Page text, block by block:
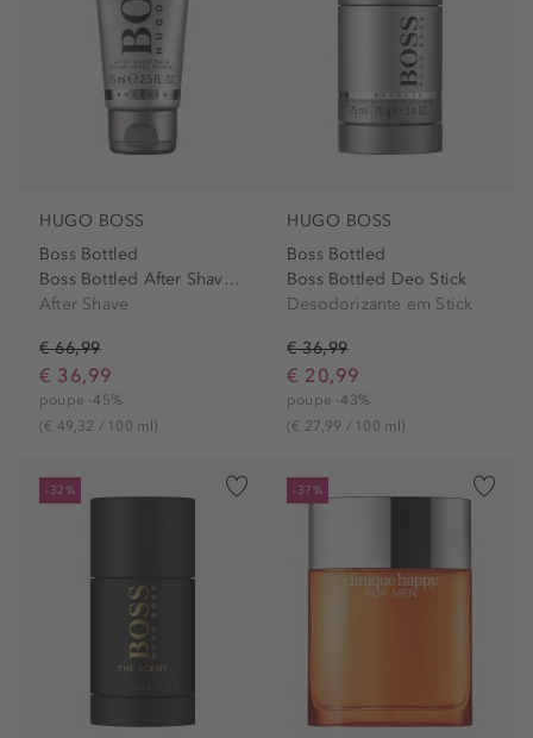
HUGO BOSS
Boss Bottled
Boss Bottled After Shave Balm
After Shave
€ 66,99
€ 36,99
poupe -45%
(€ 49,32 / 100 ml)
HUGO BOSS
Boss Bottled
Boss Bottled Deo Stick
Desodorizante em Stick
€ 36,99
€ 20,99
poupe -43%
(€ 27,99 / 100 ml)
-32% -37%